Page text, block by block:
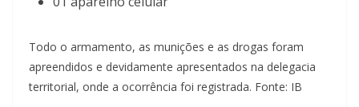
Todo o armamento, as munições e as drogas foram
apreendidos e devidamente apresentados na delegacia
territorial, onde a ocorrência foi registrada. Fonte: IB